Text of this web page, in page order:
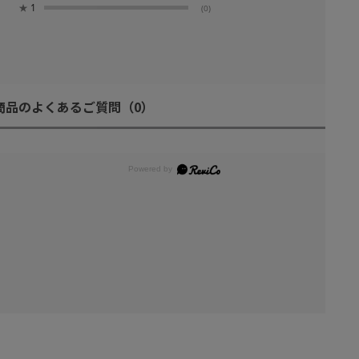
★ 1 (0)
品のよくあるご質問 （0）